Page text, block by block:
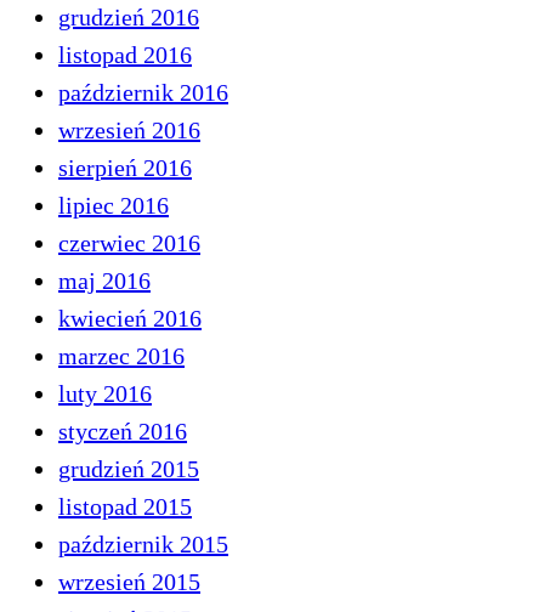
grudzień 2016
listopad 2016
październik 2016
wrzesień 2016
sierpień 2016
lipiec 2016
czerwiec 2016
maj 2016
kwiecień 2016
marzec 2016
luty 2016
styczeń 2016
grudzień 2015
listopad 2015
październik 2015
wrzesień 2015